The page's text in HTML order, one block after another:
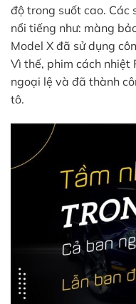
độ trong suốt cao. Các
nổi tiếng như: màng
Model X đã sử dụng
Vì thế, phim cách nhiệt
ngoại lệ và đã thành
tô.